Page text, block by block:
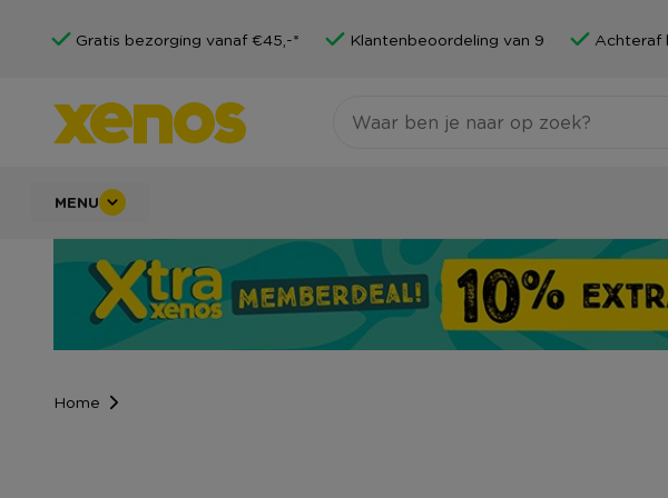
Gratis bezorging vanaf €45,-* Klantenbeoordeling van 9 Achteraf
MENU
Home